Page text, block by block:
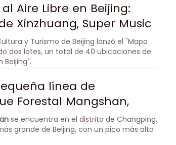
Aire Libre en Beijing:
Xinzhuang, Super Music
de Aobei Xinghe
y Turismo de Beijing lanzó el "Mapa
dos lotes, un total de 40 ubicaciones de
Beijing".
línea de
Forestal Mangshan,
de la belleza del
Ming!
se encuentra en el distrito de Changping,
grande de Beijing, con un pico más alto